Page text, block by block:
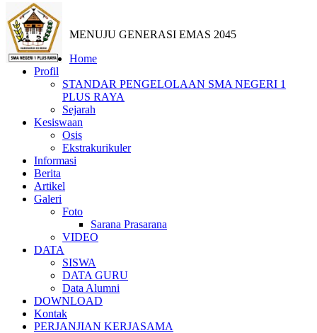
MENUJU GENERASI EMAS 2045
Home
Profil
STANDAR PENGELOLAAN SMA NEGERI 1
PLUS RAYA
Sejarah
Kesiswaan
Osis
Ekstrakurikuler
Informasi
Berita
Artikel
Galeri
Foto
Sarana Prasarana
VIDEO
DATA
SISWA
DATA GURU
Data Alumni
DOWNLOAD
Kontak
PERJANJIAN KERJASAMA